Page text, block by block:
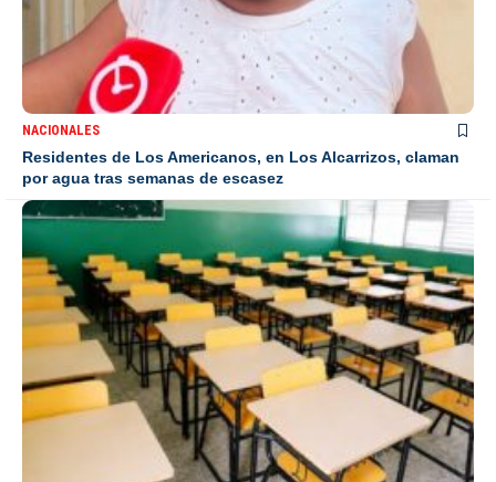
NACIONALES
Residentes de Los Americanos, en Los Alcarrizos, claman
por agua tras semanas de escasez